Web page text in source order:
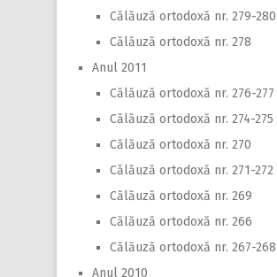
Călăuză ortodoxă nr. 279-280
Călăuză ortodoxă nr. 278
Anul 2011
Călăuză ortodoxă nr. 276-277
Călăuză ortodoxă nr. 274-275
Călăuză ortodoxă nr. 270
Călăuză ortodoxă nr. 271-272
Călăuză ortodoxă nr. 269
Călăuză ortodoxă nr. 266
Călăuză ortodoxă nr. 267-268
Anul 2010